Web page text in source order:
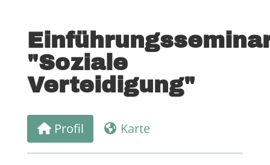
"Soziale
Verteidigung"
Profil Karte